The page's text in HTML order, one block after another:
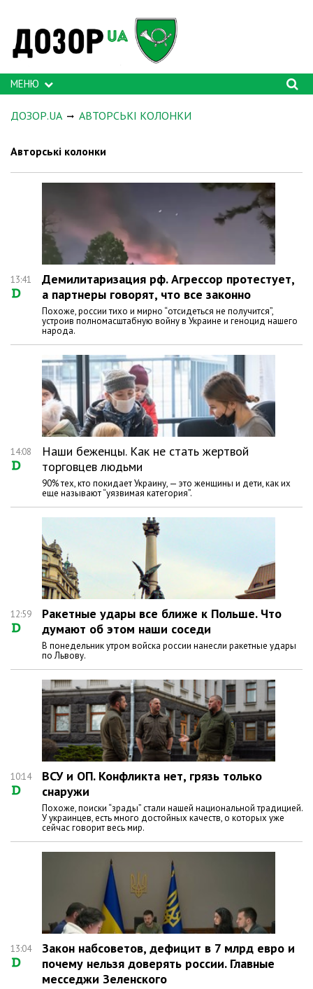
МЕНЮ
ДОЗОР.UA АВТОРСЬКІ КОЛОНКИ
Авторські колонки
13:41
Демилитаризация рф. Агрессор протестует,
а партнеры говорят, что все законно
Похоже, россии тихо и мирно “отсидеться не получится”,
устроив полномасштабную войну в Украине и геноцид нашего
народа.
14:08
Наши беженцы. Как не стать жертвой
торговцев людьми
90% тех, кто покидает Украину, — это женщины и дети, как их
еще называют “уязвимая категория”.
12:59
Ракетные удары все ближе к Польше. Что
думают об этом наши соседи
В понедельник утром войска россии нанесли ракетные удары
по Львову.
10:14
ВСУ и ОП. Конфликта нет, грязь только
снаружи
Похоже, поиски “зрады” стали нашей национальной традицией.
У украинцев, есть много достойных качеств, о которых уже
сейчас говорит весь мир.
13:04
Закон набсоветов, дефицит в 7 млрд евро и
почему нельзя доверять россии. Главные
месседжи Зеленского